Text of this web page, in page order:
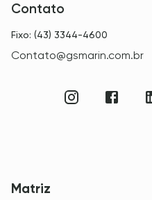
Contato
Fixo: (43) 3344-4600
Contato@gsmarin.com.br
Matriz